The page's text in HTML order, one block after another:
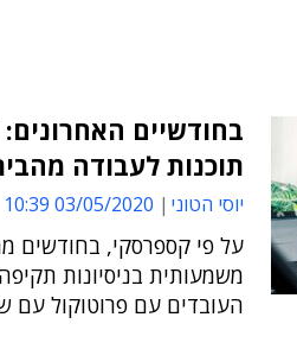
בחודשיים
תוכנות לעבודה
יוסי הטוני 03/05/2020 10:39
על פי קספרסקי, בחודשים
העובדים עם פרוטוקול עם